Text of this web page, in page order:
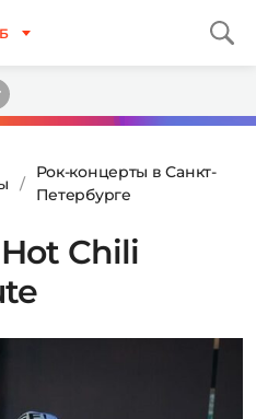
Рок-концерты в Санкт-
Петербурге
Chili